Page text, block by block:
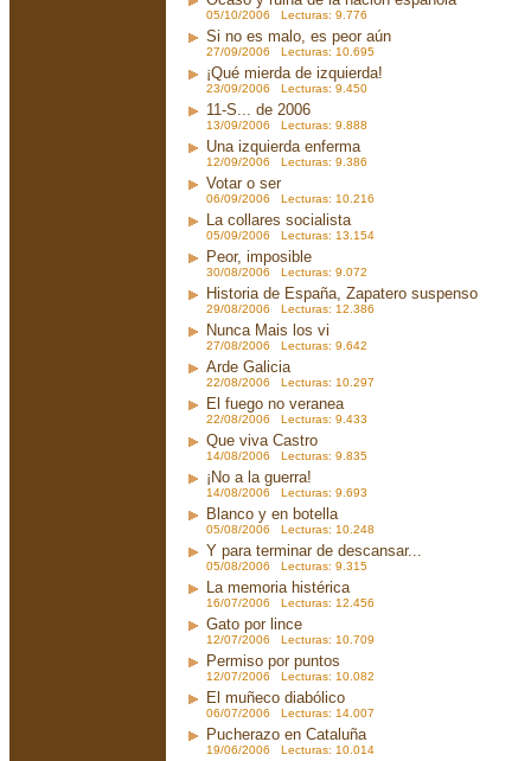
05/10/2006 Lecturas: 9.776
Si no es malo, es peor aún
27/09/2006 Lecturas: 10.695
¡Qué mierda de izquierda!
23/09/2006 Lecturas: 9.450
11-S... de 2006
13/09/2006 Lecturas: 9.888
Una izquierda enferma
12/09/2006 Lecturas: 9.386
Votar o ser
06/09/2006 Lecturas: 10.216
La collares socialista
05/09/2006 Lecturas: 13.154
Peor, imposible
30/08/2006 Lecturas: 9.072
Historia de España, Zapatero suspenso
29/08/2006 Lecturas: 12.386
Nunca Mais los vi
27/08/2006 Lecturas: 9.642
Arde Galicia
22/08/2006 Lecturas: 10.297
El fuego no veranea
22/08/2006 Lecturas: 9.433
Que viva Castro
14/08/2006 Lecturas: 9.835
¡No a la guerra!
14/08/2006 Lecturas: 9.693
Blanco y en botella
05/08/2006 Lecturas: 10.248
Y para terminar de descansar...
05/08/2006 Lecturas: 9.315
La memoria histérica
16/07/2006 Lecturas: 12.456
Gato por lince
12/07/2006 Lecturas: 10.709
Permiso por puntos
12/07/2006 Lecturas: 10.082
El muñeco diabólico
06/07/2006 Lecturas: 14.007
Pucherazo en Cataluña
19/06/2006 Lecturas: 10.014